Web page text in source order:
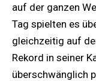
auf der ganzen
Tag spielten es
gleichzeitig auf
Rekord in seiner
überschwänglich